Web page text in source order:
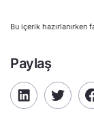
Bu içerik hazırlanırken
Paylaş